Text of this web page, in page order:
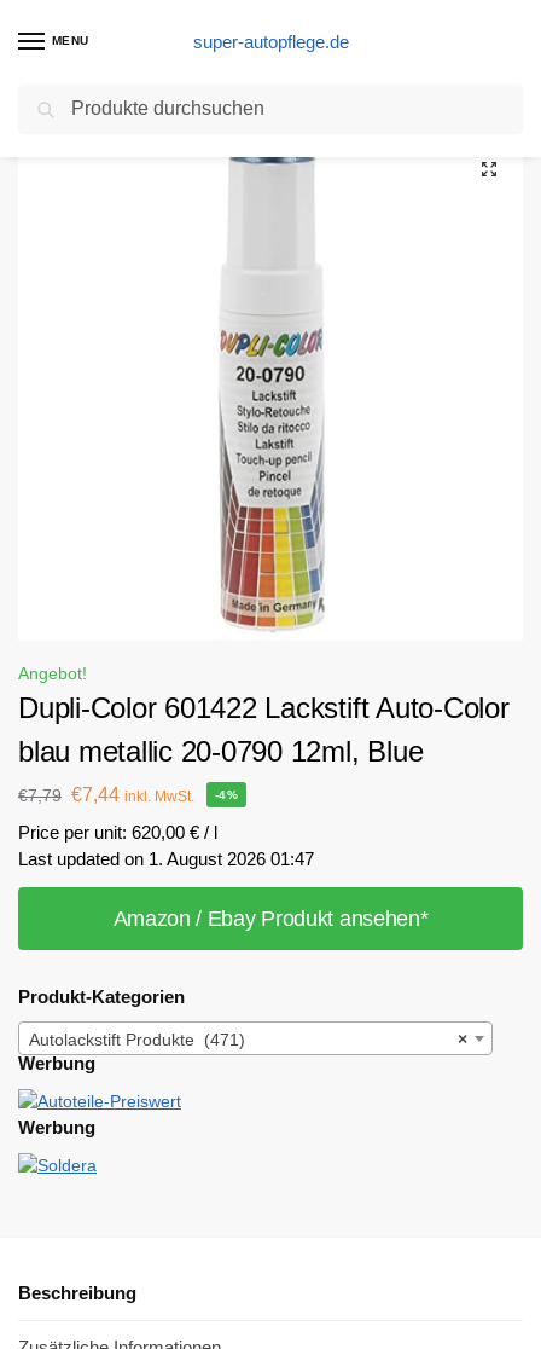
MENU super-autopflege.de
Start Autolackstift Produkte / Dupli-Color 601422 Lackstift Auto-Color blau metallic 20-0790 12ml, Blue
Angebot!
Dupli-Color 601422 Lackstift Auto-Color
blau metallic 20-0790 12ml, Blue
€7,79 €7,44 inkl. MwSt. -4%
Price per unit: 620,00 € / l
Last updated on 1. August 2026 01:47
Amazon / Ebay Produkt ansehen*
Produkt-Kategorien
×
Autolackstift Produkte (471)
Werbung
Werbung
Beschreibung